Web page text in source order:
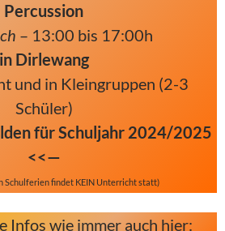
Percussion
– 13:00 bis 17:00h
in Dirlewang
und in Kleingruppen (2-3
Schüler)
für Schuljahr 2024/2025
<<—
Schulferien findet KEIN Unterricht statt)
Infos wie immer auch hier: